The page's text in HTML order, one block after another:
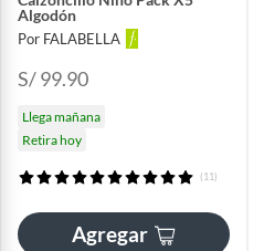
Algodón
Por FALABELLA
S/ 99.90
Llega mañana
Retira hoy
(11)
Agregar